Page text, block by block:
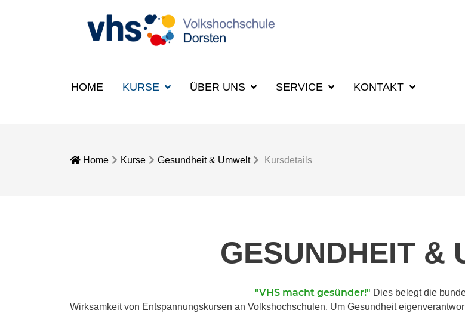
HOME KURSE ÜBER UNS SERVICE KONTAKT
Home Kurse Gesundheit & Umwelt Kursdetails
GESUNDHEIT &
"VHS macht gesünder!" Dies belegt die
Wirksamkeit von Entspannungskursen an Volkshochschulen. Um Gesundheit